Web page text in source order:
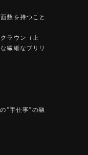
数を持つこと
ラウン（上
繊細なブリリ
”手仕事”の融